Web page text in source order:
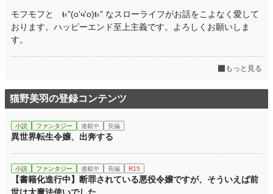
モフモフと ŧ‹"(o'ч'o)ŧ‹" なスローライフがお話をこよなく愛して
おります。ハッピーエンド至上主義です。よろしくお願いしま
す。
もっと見る
猫野美羽の登録コンテンツ
小説 ファンタジー 連載中 長編
異世界転生令嬢、出奔する
小説 ファンタジー 連載中 長編 R15
【書籍化進行中】断罪されている悪役令嬢ですが、そういえば前